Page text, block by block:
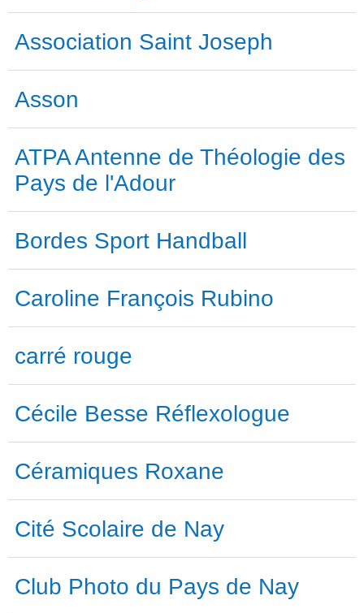
Association Saint Joseph
Asson
ATPA Antenne de Théologie des
Pays de l'Adour
Bordes Sport Handball
Caroline François Rubino
carré rouge
Cécile Besse Réflexologue
Céramiques Roxane
Cité Scolaire de Nay
Club Photo du Pays de Nay